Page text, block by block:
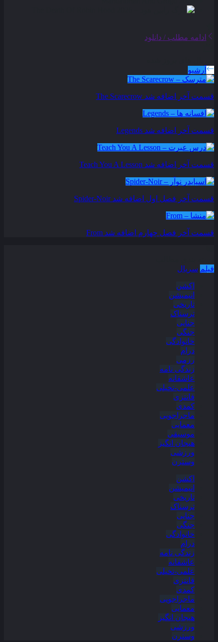
ادامه مطلب / دانلود
آرشیو
قسمت آخر اضافه شد The Scarecrow
قسمت آخر اضافه شد Legends
قسمت آخر اضافه شد Teach You A Lesson
قسمت آخر فصل اول اضافه شد Spider-Noir
قسمت آخر فصل چهارم اضافه شد From
فیلم سریال
اکشن
انیمیشن
تاریخی
ترسناک
جنایی
جنگی
خانوادگی
درام
رزمی
زندگی نامه
عاشقانه
علمی-تخیلی
فانتزی
کمدی
ماجراجویی
معمایی
موسیقی
هیجان انگیز
ورزشی
وسترن
اکشن
انیمیشن
تاریخی
ترسناک
جنایی
جنگی
خانوادگی
درام
زندگی نامه
عاشقانه
علمی-تخیلی
فانتزی
کمدی
ماجراجویی
معمایی
هیجان انگیز
ورزشی
وسترن